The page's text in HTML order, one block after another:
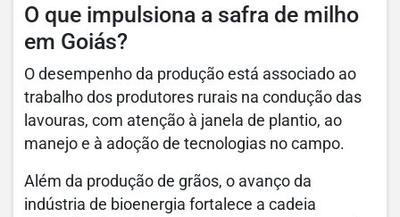
O que impulsiona a safra de milho
em Goiás?
O desempenho da produção está associado ao
trabalho dos produtores rurais na condução das
lavouras, com atenção à janela de plantio, ao
manejo e à adoção de tecnologias no campo.
Além da produção de grãos, o avanço da
indústria de bioenergia fortalece a cadeia